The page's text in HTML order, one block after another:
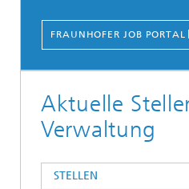
FRAUNHOFER JOB PORTAL
Aktuelle
Verwaltung
STELLEN